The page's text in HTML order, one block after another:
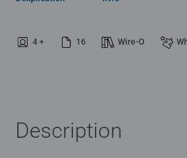
4 + 16 Wire-O
Description